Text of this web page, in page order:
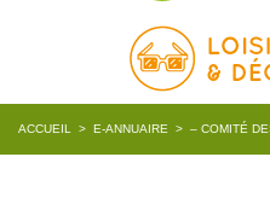
ACCUEIL > E-ANNUAIRE > – COMITÉ